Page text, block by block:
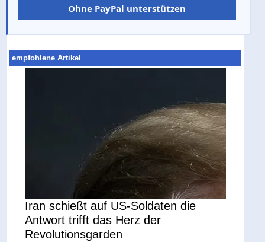
Ohne PayPal unterstützen
empfohlene Artikel
Iran schießt auf US-Soldaten die
Antwort trifft das Herz der
Revolutionsgarden